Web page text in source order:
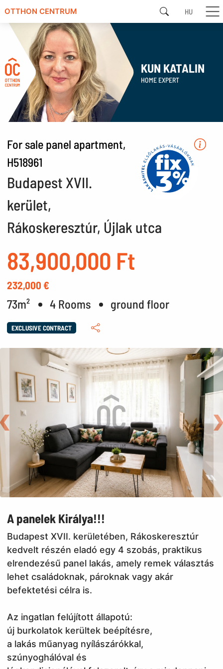
OTTHON CENTRUM HU
KUN KATALIN
HOME EXPERT
For sale panel apartment,
H518961
Budapest XVII.
kerület,
Rákoskeresztúr, Újlak utca
83,900,000 Ft
232,000 €
73m² 4 Rooms ground floor
EXCLUSIVE CONTRACT
Back
A panelek Királya!!!
Budapest XVII. kerületében, Rákoskeresztúr
kedvelt részén eladó egy 4 szobás, praktikus
elrendezésű panel lakás, amely remek választás
lehet családoknak, pároknak vagy akár
befektetési célra is.
Az ingatlan felújított állapotú:
új burkolatok kerültek beépítésre,
a lakás műanyag nyílászárókkal,
szúnyoghálóval és